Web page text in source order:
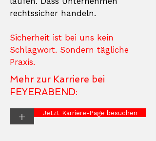
rechtssicher handeln.
Sicherheit ist bei uns kein
Schlagwort. Sondern tägliche
Praxis.
Mehr zur Karriere bei
FEYERABEND:
+ Jetzt Karriere-Page besuchen